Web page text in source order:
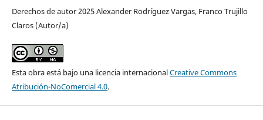
Derechos de autor 2025 Alexander Rodríguez Vargas, Franco Trujillo
Claros (Autor/a)
Esta obra está bajo una licencia internacionalCreative Commons
Atribución-NoComercial 4.0.